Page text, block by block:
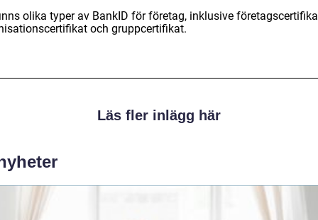
olika typer av BankID för företag, inklusive
och gruppcertifikat.
Läs fler inlägg här